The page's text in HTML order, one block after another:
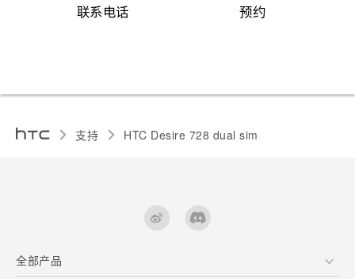
联系电话 预约
支持 HTC Desire 728 dual sim‎
全部产品